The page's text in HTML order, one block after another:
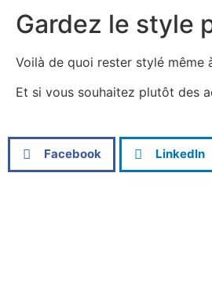
Gardez le style
Voilà de quoi rester stylé même
Et si vous souhaitez plutôt des
Facebook LinkedIn